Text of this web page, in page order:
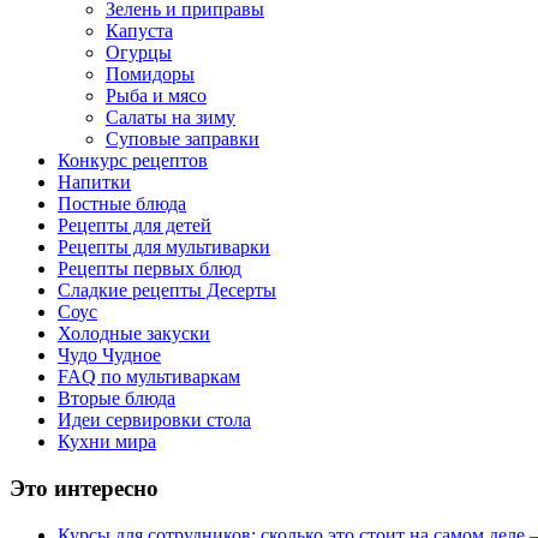
Зелень и приправы
Капуста
Огурцы
Помидоры
Рыба и мясо
Салаты на зиму
Суповые заправки
Конкурс рецептов
Напитки
Постные блюда
Рецепты для детей
Рецепты для мультиварки
Рецепты первых блюд
Сладкие рецепты Десерты
Соус
Холодные закуски
Чудо Чудное
FAQ по мультиваркам
Вторые блюда
Идеи сервировки стола
Кухни мира
Это интересно